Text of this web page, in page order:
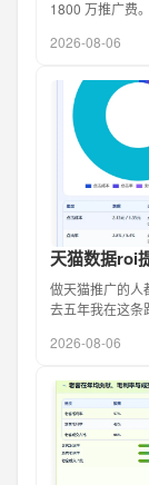
1800 万推广费
2026-08-06
天猫数据roi
做天猫推广的人
去五年我在这
2026-08-06